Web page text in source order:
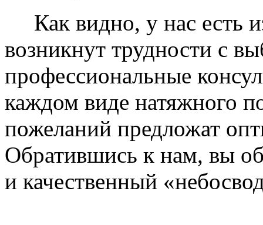
Как видно, у нас есть
возникнут трудности с
профессиональные
каждом виде натяжного
пожеланий предложат
Обратившись к нам, вы
и качественный